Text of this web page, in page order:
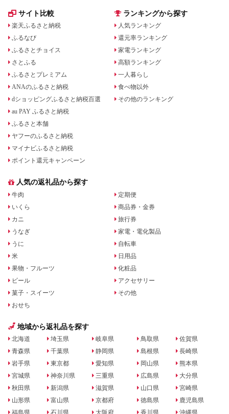
サイト比較
楽天ふるさと納税
ふるなび
ふるさとチョイス
さとふる
ふるさとプレミアム
ANAのふるさと納税
dショッピングふるさと納税百選
au PAY ふるさと納税
ふるさと本舗
ヤフーのふるさと納税
マイナビふるさと納税
ポイント還元キャンペーン
ランキングから探す
人気ランキング
還元率ランキング
家電ランキング
高額ランキング
一人暮らし
食べ物以外
その他のランキング
人気の返礼品から探す
牛肉
いくら
カニ
うなぎ
うに
米
果物・フルーツ
ビール
菓子・スイーツ
おせち
定期便
商品券・金券
旅行券
家電・電化製品
自転車
日用品
化粧品
アクセサリー
その他
地域から返礼品を探す
北海道
青森県
岩手県
宮城県
秋田県
山形県
福島県
埼玉県
千葉県
東京都
神奈川県
新潟県
富山県
石川県
岐阜県
静岡県
愛知県
三重県
滋賀県
京都府
大阪府
鳥取県
島根県
岡山県
広島県
山口県
徳島県
香川県
佐賀県
長崎県
熊本県
大分県
宮崎県
鹿児島県
沖縄県